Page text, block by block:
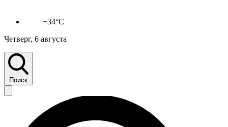
+34°C
Четверг, 6 августа
Поиск